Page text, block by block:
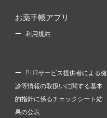
お薬手帳アプリ
利用規約
PHRサービス提供者による健
診等情報の取扱いに関する基本
的指針に係るチェックシート結
果の公表